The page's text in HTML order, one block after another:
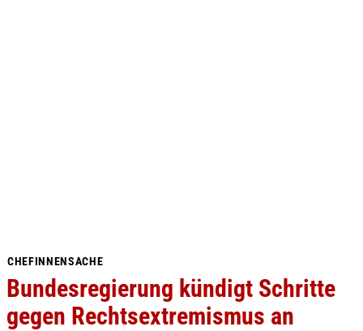
CHEFINNENSACHE
Bundesregierung kündigt Schritte
gegen Rechtsextremismus an